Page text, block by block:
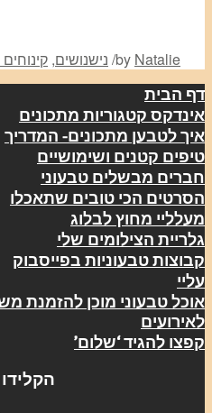
נישנושים, /by Natalie
דף הבית
אינדקס קטגוריות מתכונים
איך לטבען מתכונים- המדריך
טיפים קטנים ושימושיים
חברים מבשלים טבעוני
הסרטים הכי טובים שתאכלו
מעלליי מחוץ לבלוג
גלריית הצילומים שלי
קבוצות טבעוניות בפייסבוק
עליי
אוכל טבעוני מוכן להזמנת
לאירועים
קפצו להגיד ‘שלום’